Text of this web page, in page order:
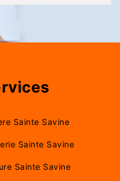
Sainte Savine
Sainte Savine
Sainte Savine